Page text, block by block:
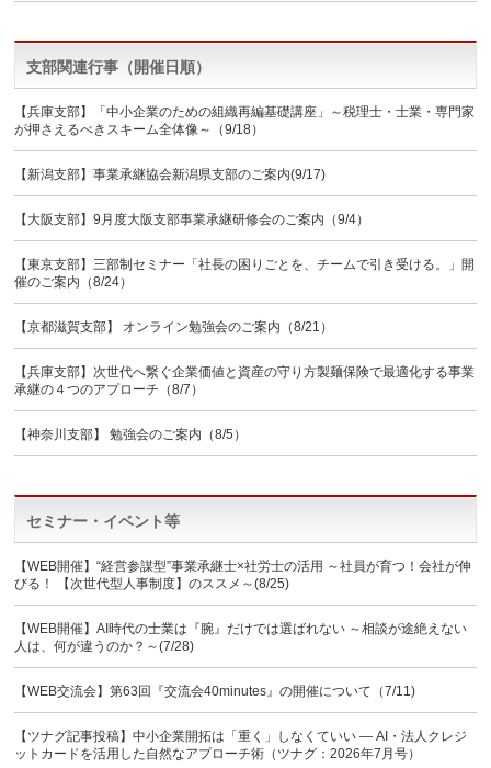
支部関連行事（開催日順）
【兵庫支部】「中小企業のための組織再編基礎講座」～税理士・士業・専門家
が押さえるべきスキーム全体像～（9/18）
【新潟支部】事業承継協会新潟県支部のご案内(9/17)
【大阪支部】9月度大阪支部事業承継研修会のご案内（9/4）
【東京支部】三部制セミナー「社長の困りごとを、チームで引き受ける。」開
催のご案内（8/24）
【京都滋賀支部】 オンライン勉強会のご案内（8/21）
【兵庫支部】次世代へ繋ぐ企業価値と資産の守り方製麺保険で最適化する事業
承継の４つのアプローチ（8/7）
【神奈川支部】 勉強会のご案内（8/5）
セミナー・イベント等
【WEB開催】“経営参謀型”事業承継士×社労士の活用 ～社員が育つ！会社が伸
びる！ 【次世代型人事制度】のススメ～(8/25)
【WEB開催】AI時代の士業は『腕』だけでは選ばれない ～相談が途絶えない
人は、何が違うのか？～(7/28)
【WEB交流会】第63回『交流会40minutes』の開催について（7/11)
【ツナグ記事投稿】中小企業開拓は「重く」しなくていい ― AI・法人クレジ
ットカードを活用した自然なアプローチ術（ツナグ：2026年7月号）